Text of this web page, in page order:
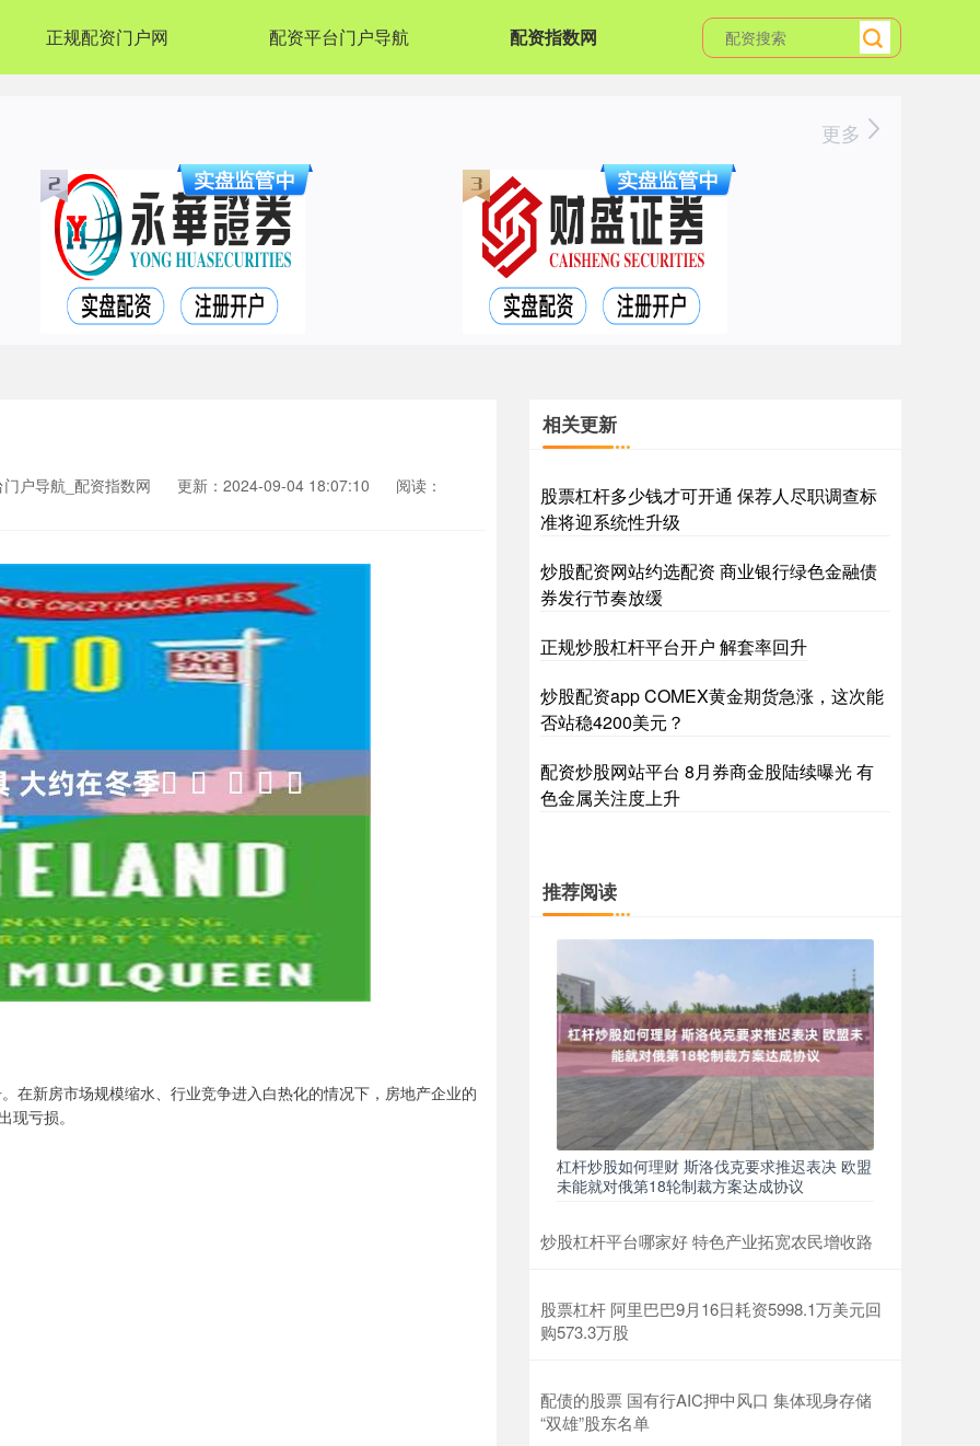
正规配资门户网 配资平台门户导航 配资指数网
更多
户导航_配资指数网 更新：2024-09-04 18:07:10 阅读：
在新房市场规模缩水、行业竞争进入白热化的情况下，房地产企业的
亏损。
相关更新
股票杠杆多少钱才可开通 保荐人尽职调查标
准将迎系统性升级
炒股配资网站约选配资 商业银行绿色金融债
券发行节奏放缓
正规炒股杠杆平台开户 解套率回升
炒股配资app COMEX黄金期货急涨，这次能
否站稳4200美元？
配资炒股网站平台 8月券商金股陆续曝光 有
色金属关注度上升
推荐阅读
杠杆炒股如何理财 斯洛伐克要求推迟表决 欧盟
未能就对俄第18轮制裁方案达成协议
炒股杠杆平台哪家好 特色产业拓宽农民增收路
股票杠杆 阿里巴巴9月16日耗资5998.1万美元回
购573.3万股
配债的股票 国有行AIC押中风口 集体现身存储
“双雄”股东名单